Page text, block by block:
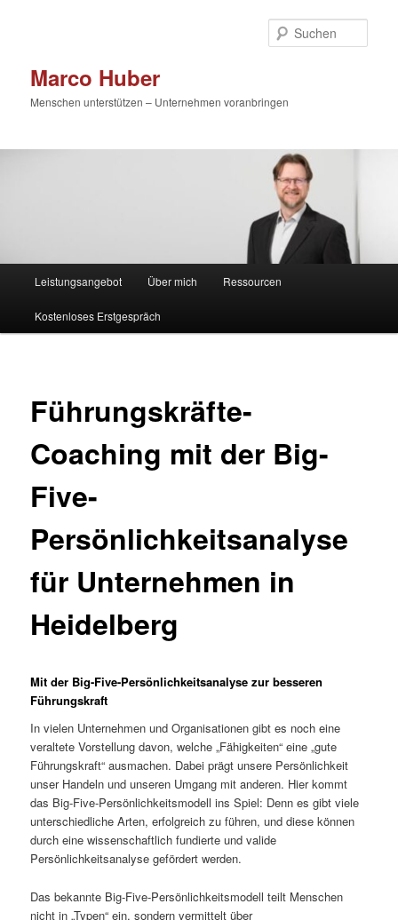
Marco Huber
Menschen unterstützen – Unternehmen voranbringen
Leistungsangebot Über mich Ressourcen
Kostenloses Erstgespräch
Führungskräfte-
Coaching mit der Big-
Five-
Persönlichkeitsanalyse
für Unternehmen in
Heidelberg
Mit der Big-Five-Persönlichkeitsanalyse zur besseren
Führungskraft
In vielen Unternehmen und Organisationen gibt es noch eine
veraltete Vorstellung davon, welche „Fähigkeiten“ eine „gute
Führungskraft“ ausmachen. Dabei prägt unsere Persönlichkeit
unser Handeln und unseren Umgang mit anderen. Hier kommt
das Big-Five-Persönlichkeitsmodell ins Spiel: Denn es gibt viele
unterschiedliche Arten, erfolgreich zu führen, und diese können
durch eine wissenschaftlich fundierte und valide
Persönlichkeitsanalyse gefördert werden.
Das bekannte Big-Five-Persönlichkeitsmodell teilt Menschen
nicht in „Typen“ ein, sondern vermittelt über